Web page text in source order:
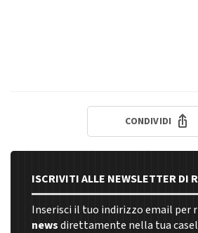
CONDIVIDI
ISCRIVITI ALLE NEWSLETTER DI
Inserisci il tuo indirizzo email per
newsdirettamente nella tua